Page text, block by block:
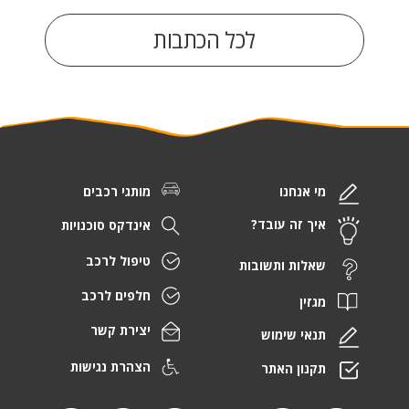
לכל הכתבות
מי אנחנו
איך זה עובד?
שאלות ותשובות
מגזין
תנאי שימוש
תקנון האתר
מותגי רכבים
אינדקס סוכנויות
טיפול לרכב
חלפים לרכב
יצירת קשר
הצהרת נגישות